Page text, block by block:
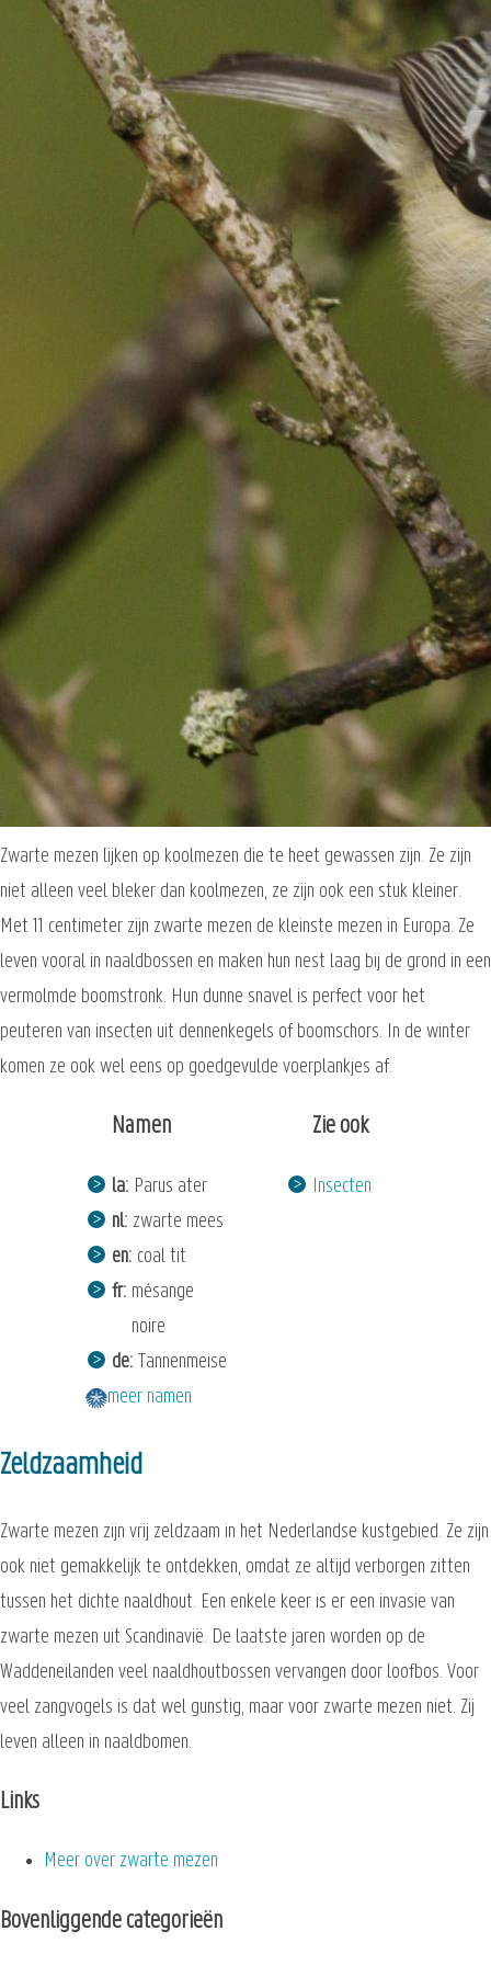
Zwarte mezen lijken op koolmezen die te heet gewassen zijn. Ze zijn
niet alleen veel bleker dan koolmezen, ze zijn ook een stuk kleiner.
Met 11 centimeter zijn zwarte mezen de kleinste mezen in Europa. Ze
leven vooral in naaldbossen en maken hun nest laag bij de grond in een
vermolmde boomstronk. Hun dunne snavel is perfect voor het
peuteren van insecten uit dennenkegels of boomschors. In de winter
komen ze ook wel eens op goedgevulde voerplankjes af.
Namen
la Parus ater
nl zwarte mees
en coal tit
fr mésange
noire
de
Tannenmeise
meer namen
Zie ook
Insecten
Zeldzaamheid
Zwarte mezen zijn vrij zeldzaam in het Nederlandse kustgebied. Ze zijn
ook niet gemakkelijk te ontdekken, omdat ze altijd verborgen zitten
tussen het dichte naaldhout. Een enkele keer is er een invasie van
zwarte mezen uit Scandinavië. De laatste jaren worden op de
Waddeneilanden veel naaldhoutbossen vervangen door loofbos. Voor
veel zangvogels is dat wel gunstig, maar voor zwarte mezen niet. Zij
leven alleen in naaldbomen.
Links
Meer over zwarte mezen
Bovenliggende categorieën